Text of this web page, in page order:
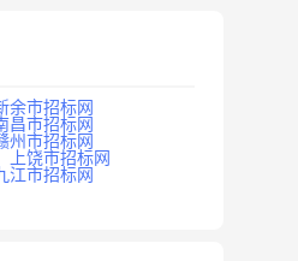
余市招标网
昌市招标网
州市招标网
上饶市招标网
江市招标网